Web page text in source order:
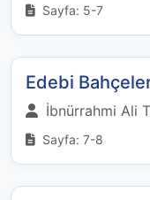
Sayfa: 5-7
Edebi
İbnürrahmi Ali
Sayfa: 7-8